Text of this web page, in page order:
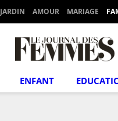
JARDIN AMOUR MARIAGE
ENFANT